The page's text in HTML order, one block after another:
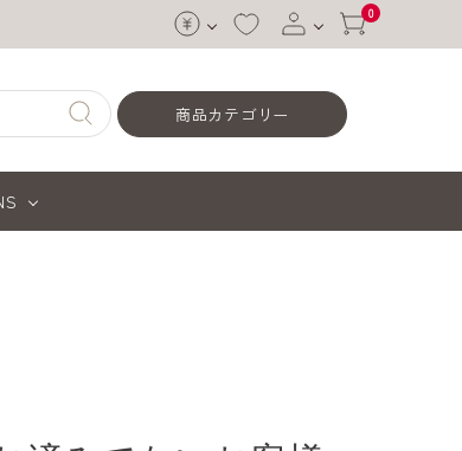
会員登録
0
商品カテゴリー